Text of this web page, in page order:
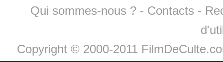
Qui sommes-nous ? - Contacts -
Copyright © 2000-2011